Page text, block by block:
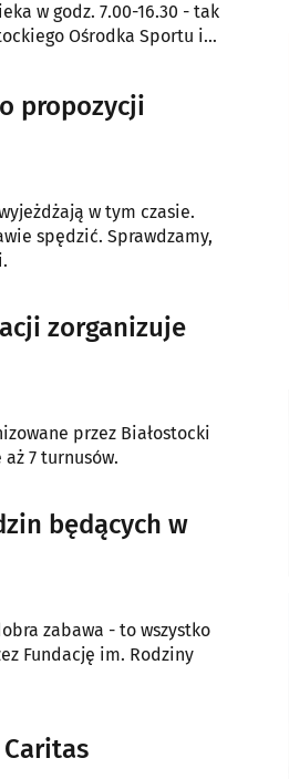
w godz. 7.00-16.30 - tak
Ośrodka Sportu i
propozycji
w tym czasie.
spędzić. Sprawdzamy,
zorganizuje
przez Białostocki
7 turnusów.
będących w
zabawa - to wszystko
Fundację im. Rodziny